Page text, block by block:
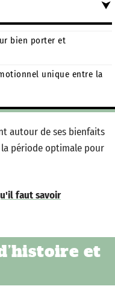
bien porter et
unique entre la
autour de ses bienfaits
période optimale pour
faut savoir
et